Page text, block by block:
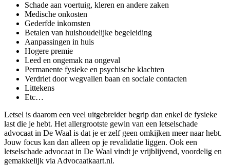
Schade aan voertuig, kleren en andere zaken
Medische onkosten
Gederfde inkomsten
Betalen van huishoudelijke begeleiding
Aanpassingen in huis
Hogere premie
Leed en ongemak na ongeval
Permanente fysieke en psychische klachten
Verdriet door wegvallen baan en sociale contacten
Littekens
Etc…
Letsel is daarom een veel uitgebreider begrip dan enkel de fysieke
last die je hebt. Het allergrootste gewin van een letselschade
advocaat in De Waal is dat je er zelf geen omkijken meer naar hebt.
Jouw focus kan dan alleen op je revalidatie liggen. Ook een
letselschade advocaat in De Waal vindt je vrijblijvend, voordelig en
gemakkelijk via Advocaatkaart.nl.